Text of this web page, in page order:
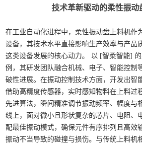
技术革新驱动的柔性振动
在工业自动化进程中，柔性振动盘上料机作
设备，其技术水平直接影响生产效率与产品
这类设备发展的核心动力。
以 [智柔智能]
例，其研发团队融合机械、电子、智能控制
破性进展。在振动控制技术方面，开发出智
借助高精度传感器，实时感知物料在上料过
先进算法，瞬间精准调节振动频率、幅度与
线上，面对微小且形状复杂的芯片、电阻、
配最佳振动模式，确保元件有序排列且高效
振动不当导致的碰撞与损伤。与传统上料机